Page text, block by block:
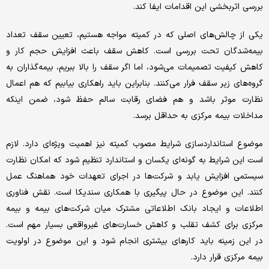
بررسی اثربخشی این اقدامات ایفا کند.
یکی از چالش‌های اصلی که در کمیته مواجه هستیم، تعیین سقف تعداد
بیمه‌شدگان تحت بررسی است. کاهش سقف باعث افزایش حجم کار و
کاهش کیفیت تصمیمات می‌شود، اما اگر سقف را بالا ببریم، بیمه‌گذاران به
گروه‌های زیر سقف فرار می‌کنند. بنابراین باید راهکاری بیابیم که هم اعمال
نظارت موثر باشد و هم فضای رقابت سالم حفظ شود، ضمن اینکه
مداخلات بیمه مرکزی به حداقل برسد.
موضوع استانداردسازی شرایط مصوب کمیته نیز اهمیت ویژه‌ای دارد. لازم
است این شرایط به گونه‌ای یکسان و استاندارد تنظیم شود که امکان نظارت
سیستمی افزایش یابد و شرکت‌ها در اجرای تعهدات خود هماهنگ عمل
کنند. این موضوع در حال پیگیری با همکاری سندیکا است. نقش فناوری
اطلاعات و ایجاد بانک اطلاعاتی مشترک میان شرکت‌های بیمه و بیمه
مرکزی برای کشف تقلب و کاهش خسارت‌های غیرواقعی بسیار مهم است.
در این زمینه باید کارهای بیشتری انجام شود و این موضوع در اولویت
بیمه مرکزی قرار دارد.